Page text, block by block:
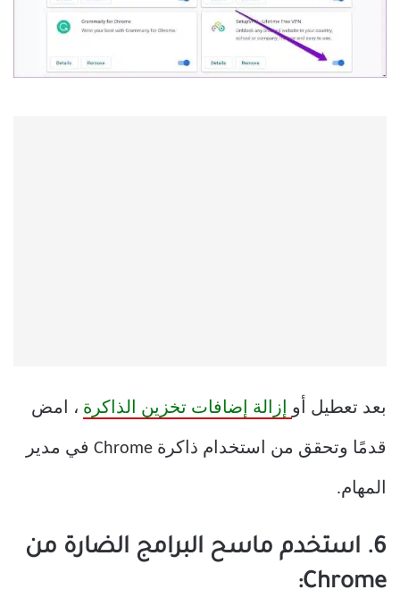
بعد تعطيل أو إزالة إضافات تخزين الذاكرة ، امض
قدمًا وتحقق من استخدام ذاكرة Chrome في مدير
المهام.
6. استخدم ماسح البرامج الضارة من
Chrome: